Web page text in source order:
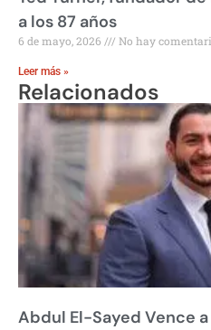
a los 87 años
6 de mayo, 2026 No hay
Leer más »
Relacionados
Abdul El-Sayed Vence